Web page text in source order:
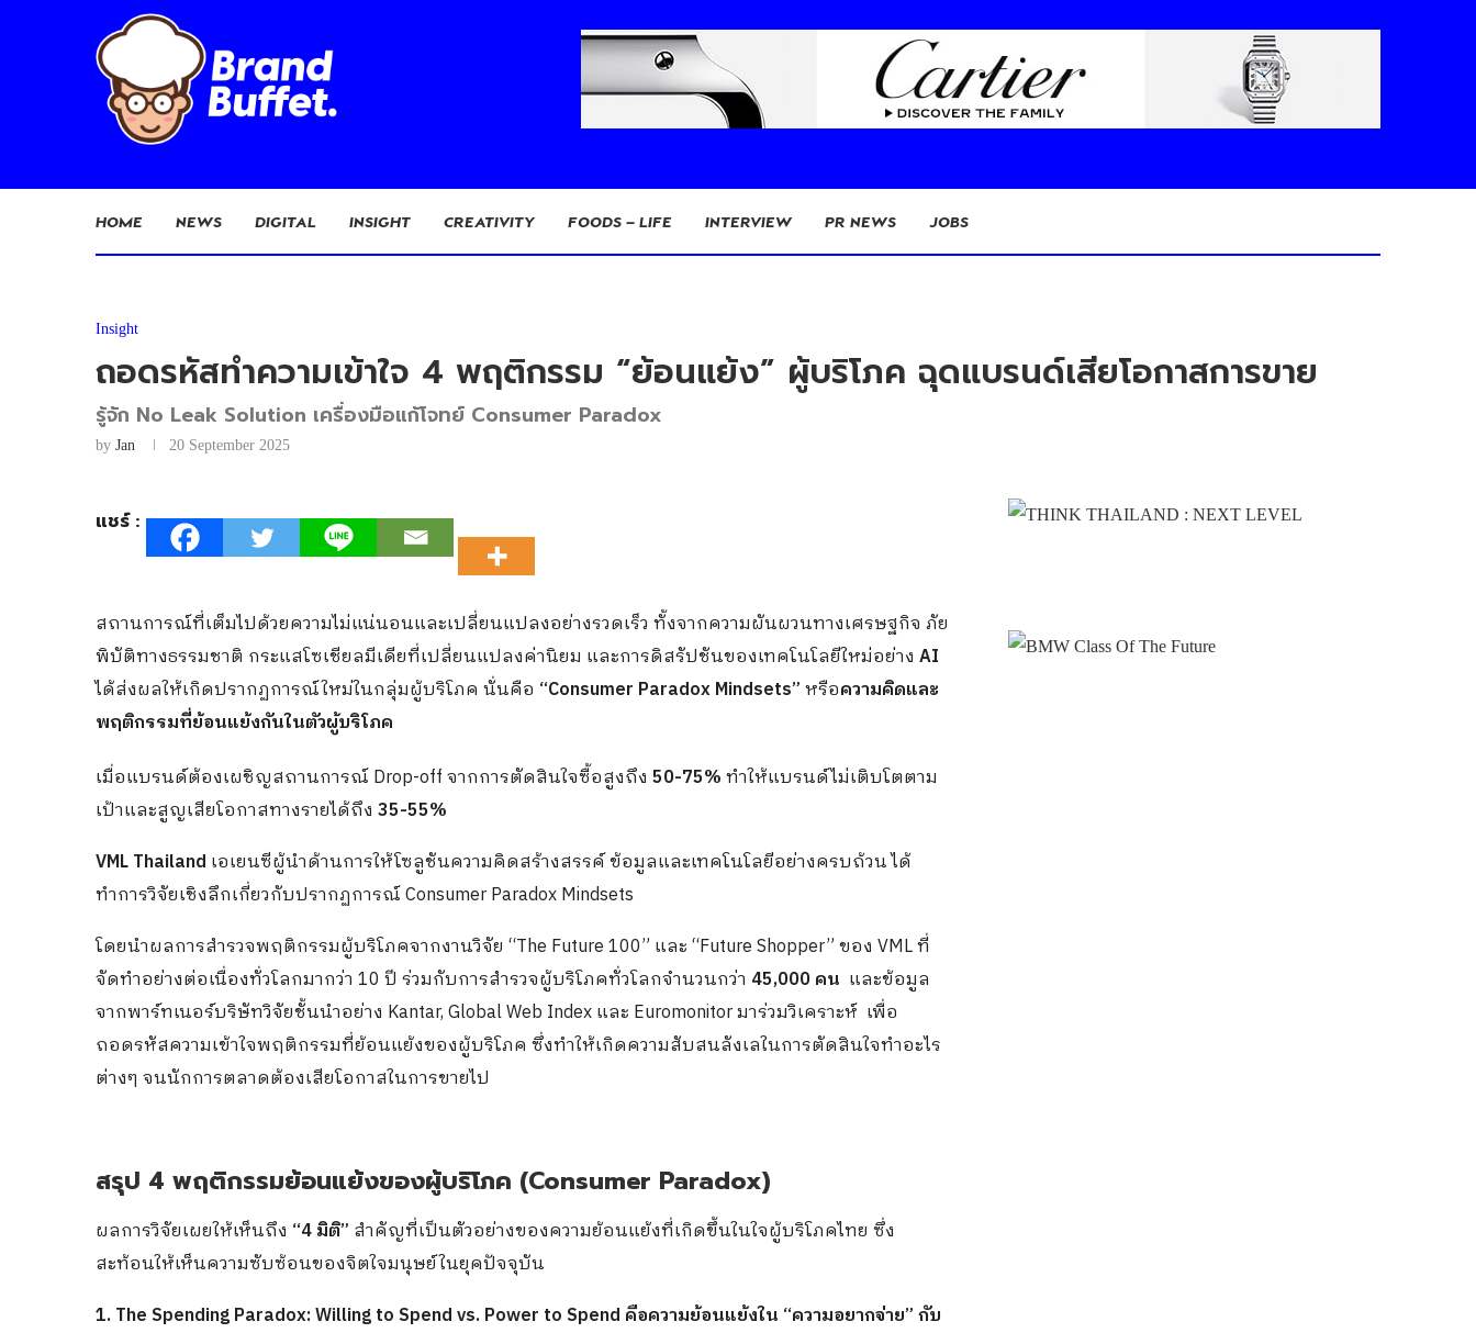
HOME NEWS DIGITAL INSIGHT CREATIVITY FOODS – LIFE INTERVIEW PR NEWS JOBS
Insight
ถอดรหัสทำความเข้าใจ 4 พฤติกรรม “ย้อนแย้ง” ผู้บริโภค ฉุดแบรนด์เสียโอกาสการขาย
รู้จัก No Leak Solution เครื่องมือแก้โจทย์ Consumer Paradox
by Jan 20 September 2025
แชร์ :
สถานการณ์ที่เต็มไปด้วยความไม่แน่นอนและเปลี่ยนแปลงอย่างรวดเร็ว ทั้งจากความผันผวนทางเศรษฐกิจ ภัย
พิบัติทางธรรมชาติ กระแสโซเชียลมีเดียที่เปลี่ยนแปลงค่านิยม และการดิสรัปชันของเทคโนโลยีใหม่อย่าง AI
ได้ส่งผลให้เกิดปรากฏการณ์ใหม่ในกลุ่มผู้บริโภค นั่นคือ “Consumer Paradox Mindsets”หรือความคิดและ
พฤติกรรมที่ย้อนแย้งกันในตัวผู้บริโภค
เมื่อแบรนด์ต้องเผชิญสถานการณ์ Drop-off จากการตัดสินใจซื้อสูงถึง 50-75%ทำให้แบรนด์ไม่เติบโตตาม
เป้าและสูญเสียโอกาสทางรายได้ถึง 35-55%
VML Thailand เอเยนซีผู้นำด้านการให้โซลูชันความคิดสร้างสรรค์ ข้อมูลและเทคโนโลยีอย่างครบถ้วน ได้
ทำการวิจัยเชิงลึกเกี่ยวกับปรากฏการณ์ Consumer Paradox Mindsets
โดยนำผลการสำรวจพฤติกรรมผู้บริโภคจากงานวิจัย “The Future 100” และ “Future Shopper” ของ VML ที่
จัดทำอย่างต่อเนื่องทั่วโลกมากว่า 10 ปี ร่วมกับการสำรวจผู้บริโภคทั่วโลกจำนวนกว่า 45,000 คน และข้อมูล
จากพาร์ทเนอร์บริษัทวิจัยชั้นนำอย่าง Kantar, Global Web Index และ Euromonitor มาร่วมวิเคราะห์ เพื่อ
ถอดรหัสความเข้าใจพฤติกรรมที่ย้อนแย้งของผู้บริโภค ซึ่งทำให้เกิดความสับสนลังเลในการตัดสินใจทำอะไร
ต่างๆ จนนักการตลาดต้องเสียโอกาสในการขายไป
สรุป 4 พฤติกรรมย้อนแย้งของผู้บริโภค (Consumer Paradox)
ผลการวิจัยเผยให้เห็นถึง “4 มิติ” สำคัญที่เป็นตัวอย่างของความย้อนแย้งที่เกิดขึ้นในใจผู้บริโภคไทย ซึ่ง
สะท้อนให้เห็นความซับซ้อนของจิตใจมนุษย์ในยุคปัจจุบัน
1. The Spending Paradox: Willing to Spend vs. Power to Spend คือความย้อนแย้งใน “ความอยากจ่าย” กับ